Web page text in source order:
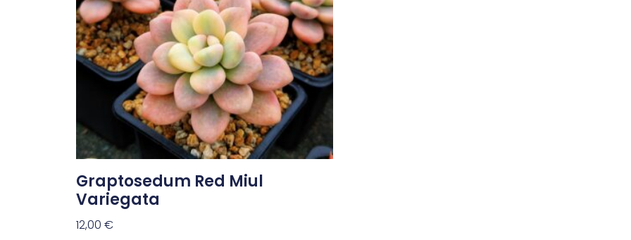
Graptosedum Red Miul
Variegata
12,00 €